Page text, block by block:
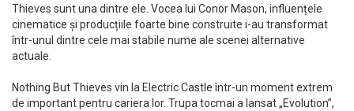
Thieves sunt una dintre ele. Vocea lui Conor Mason, influențele
cinematice și producțiile foarte bine construite i-au transformat
într-unul dintre cele mai stabile nume ale scenei alternative
actuale.
Nothing But Thieves vin la Electric Castle într-un moment extrem
de important pentru cariera lor. Trupa tocmai a lansat „Evolution”,